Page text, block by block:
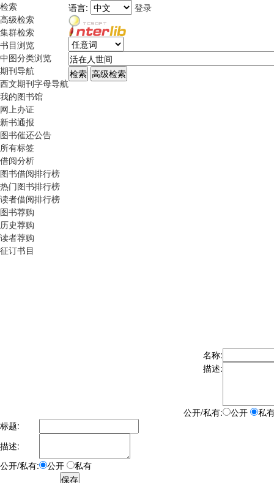
检索
高级检索
集群检索
书目浏览
中图分类浏览
期刊导航
西文期刊字母导航
我的图书馆
网上办证
新书通报
图书催还公告
所有标签
借阅分析
图书借阅排行榜
热门图书排行榜
读者借阅排行榜
图书荐购
历史荐购
读者荐购
征订书目
语言: 登录
名称:
描述:
公开/私有: 公开
私
标题:
描述:
公开/私有:
公开 私有